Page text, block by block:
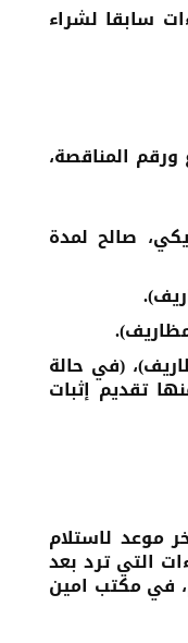
سابقا لشراء
المناقصة،
(في حالة
تقديم إثبات
موعد لاستلام
02 /2023م، ولن تقبل العطاءات التي ترد بعد
سيتم فتح المظاريف في الساعة 11 صباحا من يوم الاحد الموافق 12/ 02 /2023م، في مكتب امين